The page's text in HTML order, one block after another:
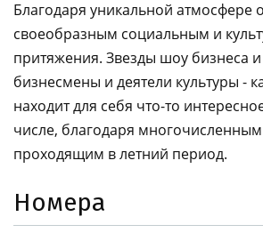
Благодаря уникальной атмосфере
своеобразным социальным и
притяжения. Звезды шоу бизнеса
бизнесмены и деятели культуры -
находит для себя что-то
числе, благодаря
проходящим в летний период.
Номера